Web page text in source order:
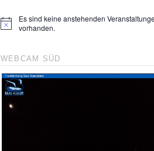
Es sind keine anstehenden
vorhanden.
WEBCAM SÜD